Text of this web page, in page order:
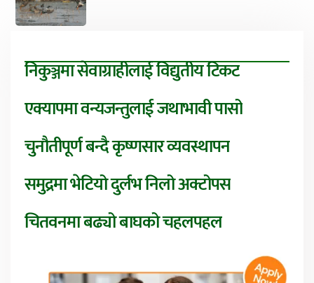
निकुञ्जमा सेवाग्राहीलाई विद्युतीय टिकट
एक्यापमा वन्यजन्तुलाई जथाभावी पासो
चुनौतीपूर्ण बन्दै कृष्णसार व्यवस्थापन
समुद्रमा भेटियो दुर्लभ निलो अक्टोपस
चितवनमा बढ्यो बाघको चहलपहल